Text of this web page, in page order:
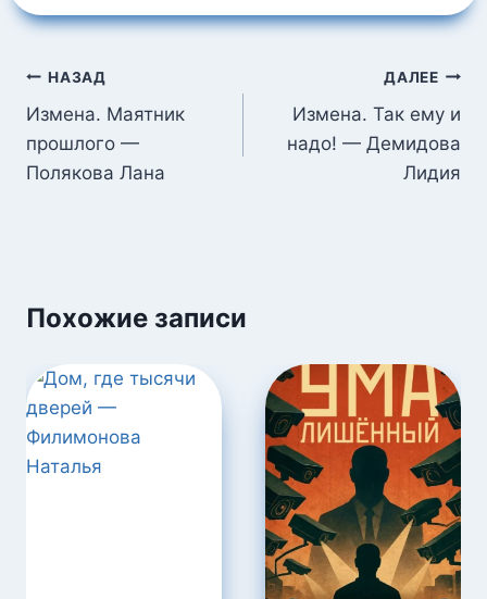
Навигация
по
записям
НАЗАД
Измена. Маятник
прошлого —
Полякова Лана
ДАЛЕЕ
Измена. Так ему и
надо! — Демидова
Лидия
Похожие записи